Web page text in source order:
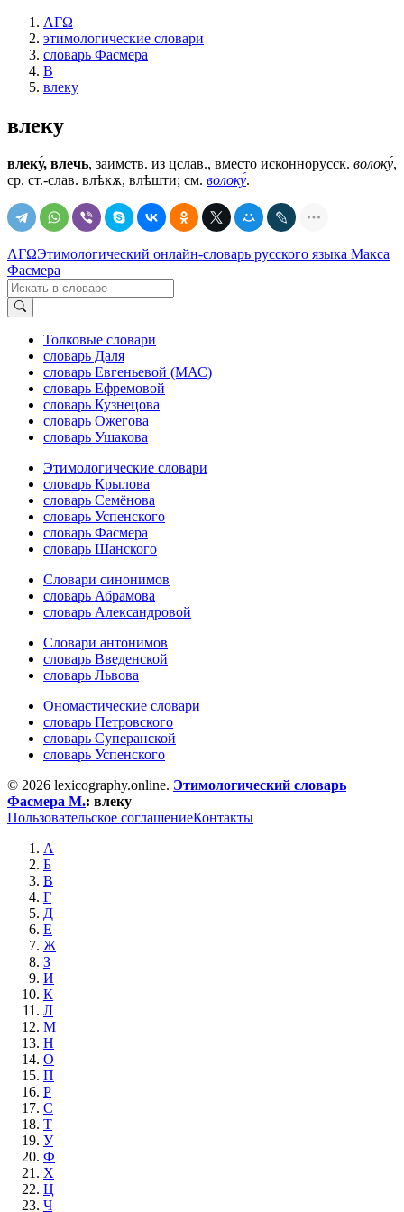
ΛΓΩ
этимологические словари
словарь Фасмера
В
влеку
влеку
влеку́, влечь, заимств. из цслав., вместо исконнорусск. волоку́,
ср. ст.-слав. влѣкѫ, влѣшти; см. волоку́.
ΛΓΩЭтимологический онлайн-словарь русского языка Макса
Фасмера
Толковые словари
словарь Даля
словарь Евгеньевой (МАС)
словарь Ефремовой
словарь Кузнецова
словарь Ожегова
словарь Ушакова
Этимологические словари
словарь Крылова
словарь Семёнова
словарь Успенского
словарь Фасмера
словарь Шанского
Словари синонимов
словарь Абрамова
словарь Александровой
Словари антонимов
словарь Введенской
словарь Львова
Ономастические словари
словарь Петровского
словарь Суперанской
словарь Успенского
© 2026 lexicography.online. Этимологический словарь
Фасмера М.: влеку
Пользовательское соглашениеКонтакты
А
Б
В
Г
Д
Е
Ж
З
И
К
Л
М
Н
О
П
Р
С
Т
У
Ф
Х
Ц
Ч